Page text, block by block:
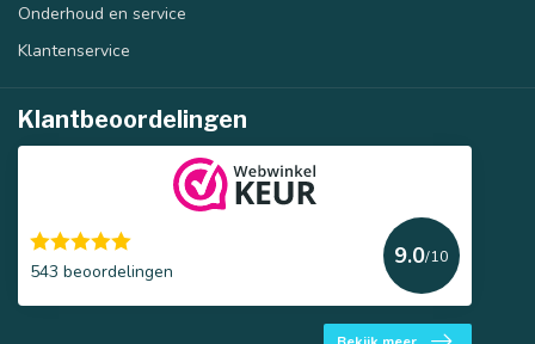
Onderhoud en service
Klantenservice
Klantbeoordelingen
543 beoordelingen
9.0/10